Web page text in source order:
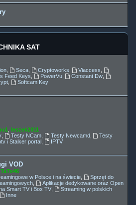
SAT
, Seca, Cryptoworks Viaccess
Feed Keys PowerVu, Constant Dw
,
Softcam Key
leszek2011
, Testy NCam, Testy Newcamd,
Testy
i Stalker portal,
IPTV
VOD
TaTo46
w Polsce i na świecie,
Sprzęt do
Aplikacje dedykowane oraz Open
Smart TV i Box TV,
Streaming w polskich
Inne